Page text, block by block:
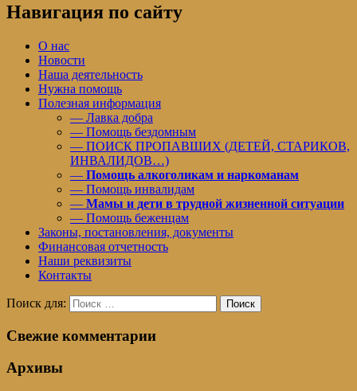
Навигация по сайту
О нас
Новости
Наша деятельность
Нужна помощь
Полезная информация
— Лавка добра
— Помощь бездомным
— ПОИСК ПРОПАВШИХ (ДЕТЕЙ, СТАРИКОВ,
ИНВАЛИДОВ…)
— Помощь алкоголикам и наркоманам
— Помощь инвалидам
— Мамы и дети в трудной жизненной ситуации
— Помощь беженцам
Законы, постановления, документы
Финансовая отчетность
Наши реквизиты
Контакты
Поиск для: Поиск
Свежие комментарии
Архивы